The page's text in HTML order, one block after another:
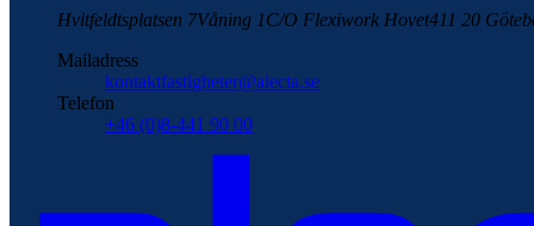
Hvitfeldtsplatsen 7Våning 1C/O Flexiwork Hovet411 20
Mailadress
kontaktfastigheter@alecta.se
Telefon
+46 (0)8-441 90 00